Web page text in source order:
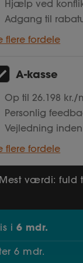
Hjælp ved
Adgang til
flere fordele
A-kasse
Op til 26.198
Personlig
Vejledning
flere fordele
Mest værdi: fuld
i 6 mdr.
6 mdr.